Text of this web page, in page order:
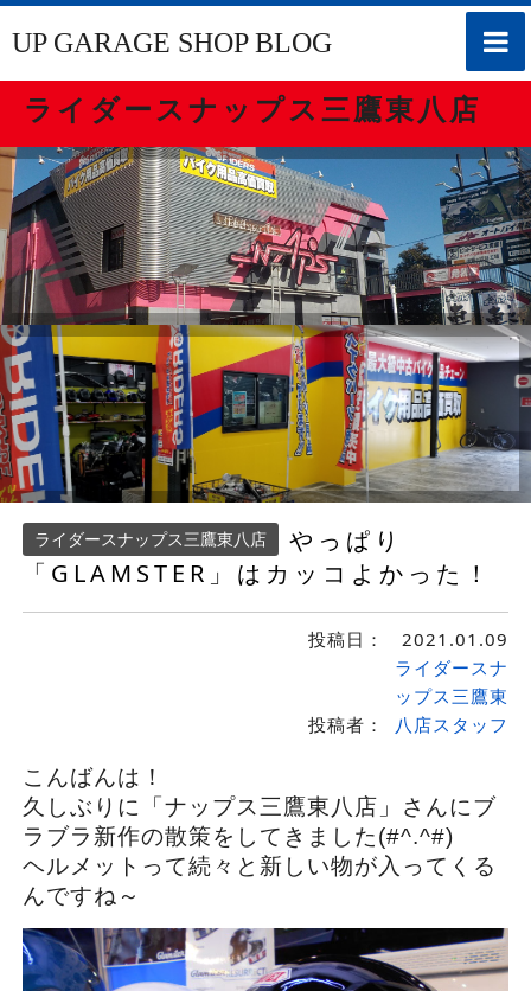
toggle
UP GARAGE SHOP BLOG
ライダースナップス三鷹東八店
ライダースナップス三鷹東八店
やっぱり
「GLAMSTER」はカッコよかった！
投稿日： 2021.01.09
投稿者：
ライダースナ
ップス三鷹東
八店スタッフ
こんばんは！
久しぶりに「ナップス三鷹東八店」さんにブ
ラブラ新作の散策をしてきました(#^.^#)
ヘルメットって続々と新しい物が入ってくる
んですね～